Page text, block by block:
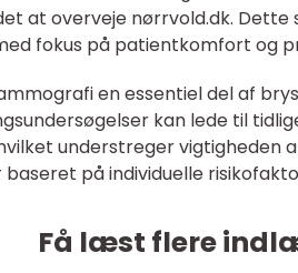
at overveje nørrvold.dk.
fokus på patientkomfort og
en essentiel del af
kan lede til
understreger vigtigheden
på individuelle
Få læst flere